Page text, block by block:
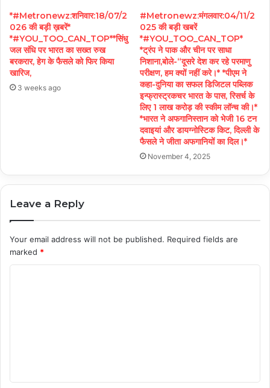
*#Metronewz:शनिवार:18/07/2
026 की बड़ी ख़बरें*
*#YOU_TOO_CAN_TOP**सिंधु
जल संधि पर भारत का सख्त रुख
बरकरार, हेग के फैसले को फिर किया
खारिज,
3 weeks ago
#Metronewz:मंगलवार:04/11/2
025 की बड़ी खबरें
*#YOU_TOO_CAN_TOP*
*ट्रंप ने पाक और चीन पर साधा
निशाना,बोले-“दूसरे देश कर रहे परमाणु
परीक्षण, हम क्यों नहीं करे।* *पीएम ने
कहा-दुनिया का सफल डिजिटल पब्लिक
इन्फ्रास्ट्रकचर भारत के पास, रिसर्च के
लिए 1 लाख करोड़ की स्कीम लॉन्च की।*
*भारत ने अफगानिस्तान को भेजी 16 टन
दवाइयां और डायग्नोस्टिक किट, दिल्ली के
फैसले ने जीता अफगानियों का दिल।*
November 4, 2025
Leave a Reply
Your email address will not be published. Required fields are
marked *
t